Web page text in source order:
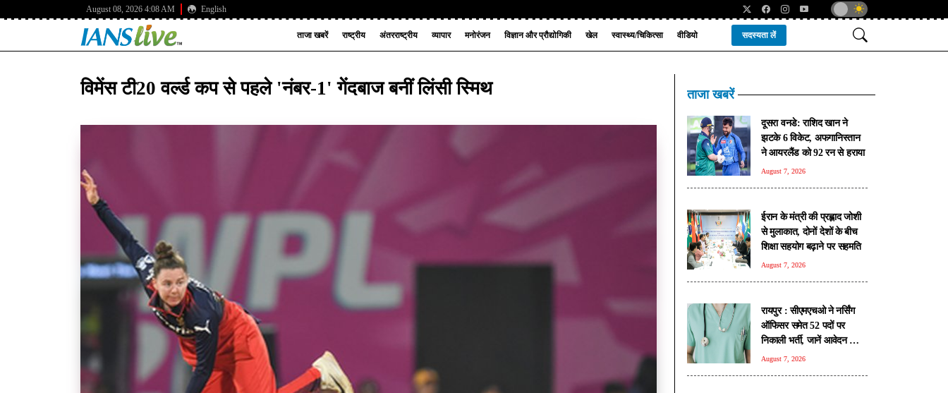
August 08, 2026 4:08 AM English
ताजा खबरें राष्ट्रीय अंतरराष्ट्रीय व्यापार मनोरंजन विज्ञान और प्रौद्योगिकी खेल स्वास्थ्य/चिकित्सा वीडियो सदस्यता लें
विमेंस टी20 वर्ल्ड कप से पहले 'नंबर-1' गेंदबाज बनीं लिंसी स्मिथ ताजा खबरें
दूसरा वनडे: राशिद खान ने
झटके 6 विकेट, अफगानिस्तान
ने आयरलैंड को 92 रन से हराया
August 7, 2026
ईरान के मंत्री की प्रह्लाद जोशी
से मुलाकात, दोनों देशों के बीच
शिक्षा सहयोग बढ़ाने पर सहमति
August 7, 2026
रायपुर : सीएमएचओ ने नर्सिंग
ऑफिसर समेत 52 पदों पर
निकाली भर्ती, जानें आवेदन की
सभी शर्तें
August 7, 2026